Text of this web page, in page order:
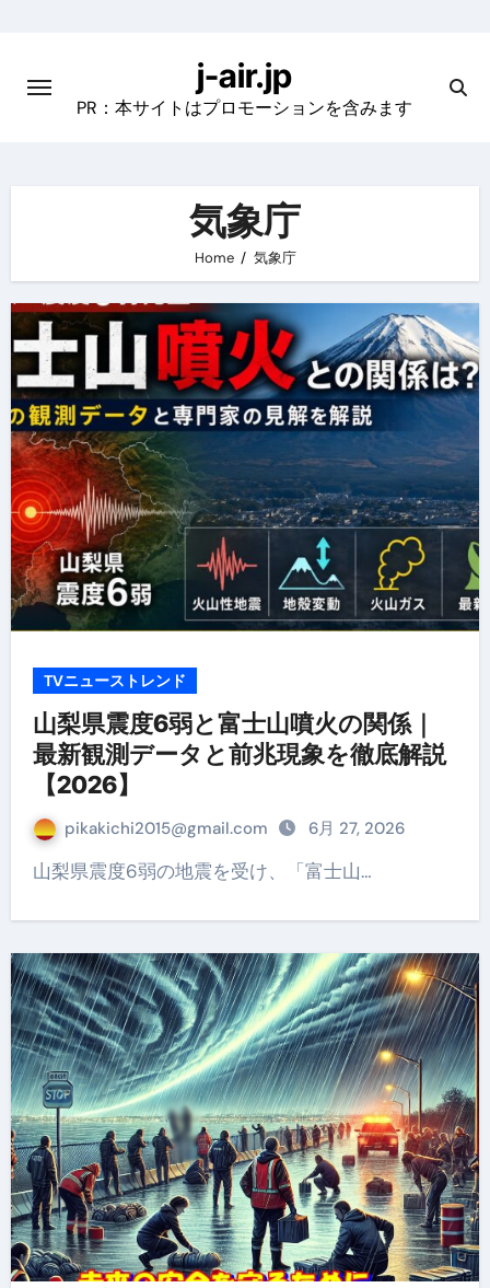
content
j-air.jp
PR：本サイトはプロモーションを含みます
気象庁
Home 気象庁
TVニューストレンド
山梨県震度6弱と富士山噴火の関係｜
最新観測データと前兆現象を徹底解説
【2026】
pikakichi2015@gmail.com 6月 27, 2026
山梨県震度6弱の地震を受け、「富士山…